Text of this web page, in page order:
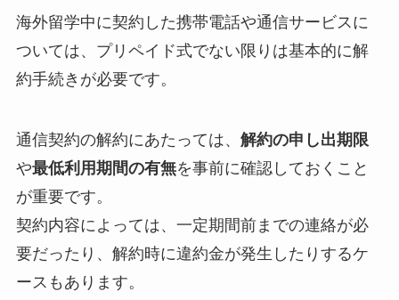
海外留学中に契約した携帯電話や通信サービスに
ついては、プリペイド式でない限りは基本的に解
約手続きが必要です。
通信契約の解約にあたっては、 解約の申し出期限
や最低利用期間の有無を事前に確認しておくこと
が重要です。
契約内容によっては、一定期間前までの連絡が必
要だったり、解約時に違約金が発生したりするケ
ースもあります。